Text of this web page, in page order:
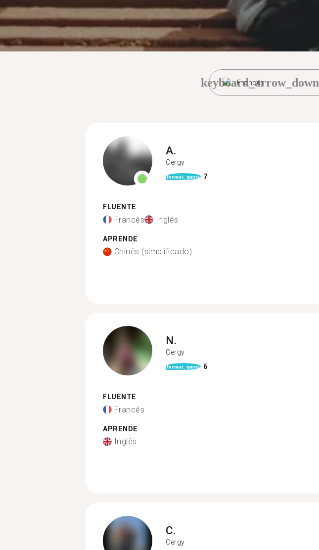
Francês
keyboard_arrow_down
A.
Cergy
format_quote 7
FLUENTE
Francês Inglês
APRENDE
Chinês (simplificado)
N.
Cergy
format_quote 6
FLUENTE
Francês
APRENDE
Inglês
C.
Cergy